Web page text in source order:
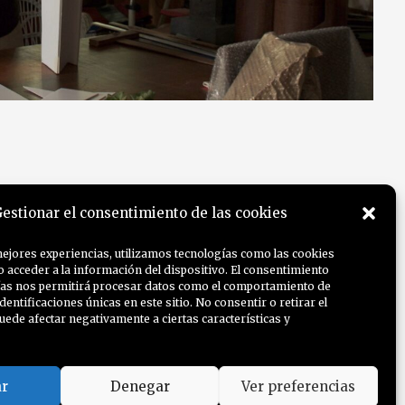
el consentimiento de las cookies
experiencias, utilizamos tecnologías como las cookies
acceder a la información del dispositivo. El consentimiento
nos permitirá procesar datos como el comportamiento de
únicas en este sitio. No consentir o retirar el
afectar negativamente a ciertas características y
Denegar Ver preferencias